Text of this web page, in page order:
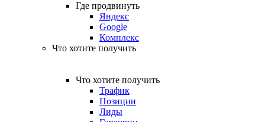
Где продвинуть
Яндекс
Google
Комплекс
Что хотите получить
Что хотите получить
Трафик
Позиции
Лиды